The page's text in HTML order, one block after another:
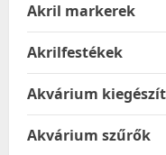
Akril markerek
Akrilfestékek
Akvárium
Akvárium szűrők